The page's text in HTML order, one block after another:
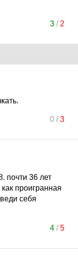
3/ 2
0/3
почти 36 лет
проигранная
себя
4/5